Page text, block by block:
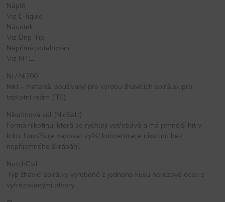
Náplň
Viz E-liquid
Náustek
Viz Drip Tip.
Nepřímé potahování
Viz MTL.
Ni / Ni200
Nikl – materiál používaný pro výrobu žhavicích spirálek pro
teplotní režim (TC).
Nikotinová sůl (NicSalt)
Forma nikotinu, která se rychleji vstřebává a má jemnější hit v
krku. Umožňuje vapovat vyšší koncentrace nikotinu bez
nepříjemného škrábání.
NotchCoil
Typ žhavicí spirálky vyrobené z jednoho kusu nerezové oceli s
vyfrézovanými otvory.